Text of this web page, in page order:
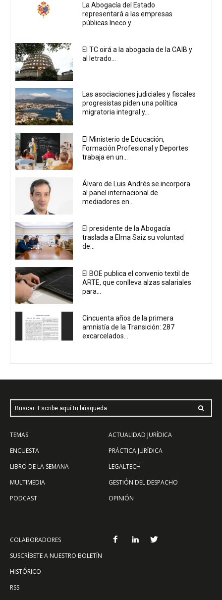
La Abogacía del Estado
representará a las empresas
públicas Ineco y...
El TC oirá a la abogacía de la CAIB y
al letrado...
Las asociaciones judiciales y fiscales
progresistas piden una política
migratoria integral y...
El Ministerio de Educación,
Formación Profesional y Deportes
trabaja en un...
Álvaro de Luis Andrés se incorpora
al panel internacional de
mediadores en...
El presidente de la Abogacía
traslada a Elma Saiz su voluntad
de...
El BOE publica el convenio textil de
ARTE, que conlleva alzas salariales
para...
Cincuenta años de la primera
amnistía de la Transición: 287
excarcelados...
Buscar: Escribe aquí tu búsqueda
TEMAS
ENCUESTA
LIBRO DE LA SEMANA
MULTIMEDIA
PODCAST
ACTUALIDAD JURÍDICA
PRÁCTICA JURÍDICA
LEGALTECH
GESTIÓN DEL DESPACHO
OPINIÓN
COLABORADORES
SUSCRÍBETE A NUESTRO BOLETÍN
HISTÓRICO
RSS